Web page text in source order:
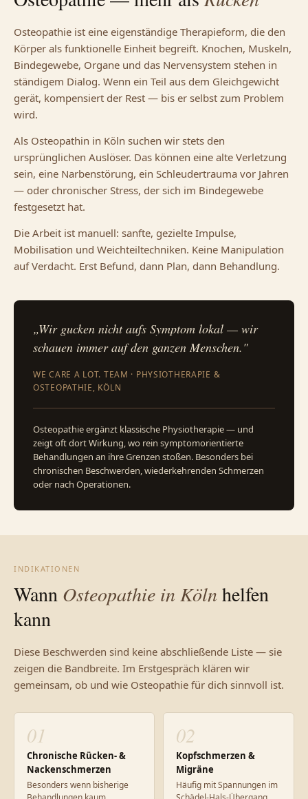
Osteopathie ist eine eigenständige Therapieform, die den
Körper als funktionelle Einheit begreift. Knochen, Muskeln,
Bindegewebe, Organe und das Nervensystem stehen in
ständigem Dialog. Wenn ein Teil aus dem Gleichgewicht
gerät, kompensiert der Rest — bis er selbst zum Problem
wird.
Als Osteopathin in Köln suchen wir stets den
ursprünglichen Auslöser. Das können eine alte Verletzung
sein, eine Narbenstörung, ein Schleudertrauma vor Jahren
— oder chronischer Stress, der sich im Bindegewebe
festgesetzt hat.
Die Arbeit ist manuell: sanfte, gezielte Impulse,
Mobilisation und Weichteiltechniken. Keine Manipulation
auf Verdacht. Erst Befund, dann Plan, dann Behandlung.
„Wir gucken nicht aufs Symptom lokal — wir
schauen immer auf den ganzen Menschen."
WE CARE A LOT. TEAM · PHYSIOTHERAPIE &
OSTEOPATHIE, KÖLN
Osteopathie ergänzt klassische Physiotherapie — und
zeigt oft dort Wirkung, wo rein symptomorientierte
Behandlungen an ihre Grenzen stoßen. Besonders bei
chronischen Beschwerden, wiederkehrenden Schmerzen
oder nach Operationen.
INDIKATIONEN
Wann Osteopathie in Köln helfen
kann
Diese Beschwerden sind keine abschließende Liste — sie
zeigen die Bandbreite. Im Erstgespräch klären wir
gemeinsam, ob und wie Osteopathie für dich sinnvoll ist.
01
Chronische Rücken- &
Nackenschmerzen
Besonders wenn bisherige
02
Kopfschmerzen &
Migräne
Häufig mit Spannungen im